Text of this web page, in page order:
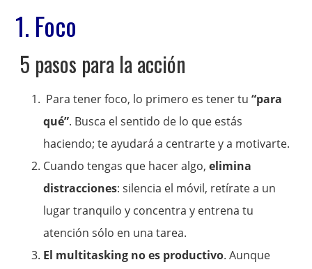
1. Foco
5 pasos para la acción
Para tener foco, lo primero es tener tu“para
qué”. Busca el sentido de lo que estás
haciendo; te ayudará a centrarte y a motivarte.
Cuando tengas que hacer algo,elimina
distracciones: silencia el móvil, retírate a un
lugar tranquilo y concentra y entrena tu
atención sólo en una tarea.
El multitasking no es productivo. Aunque